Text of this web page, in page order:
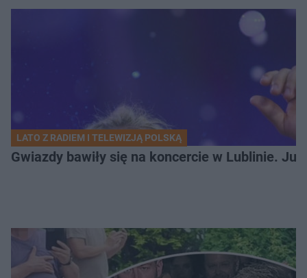
LATO Z RADIEM I TELEWIZJĄ POLSKĄ
Gwiazdy bawiły się na koncercie w Lublinie.